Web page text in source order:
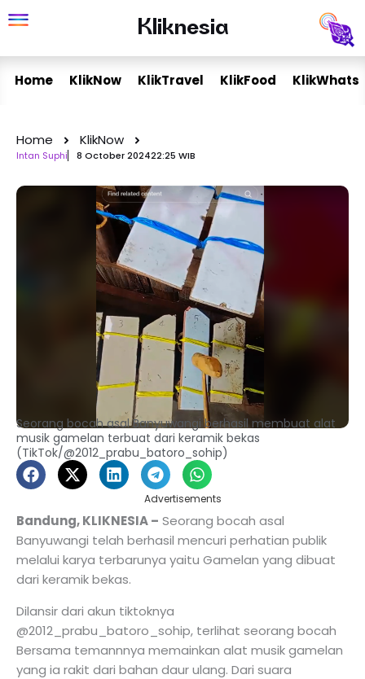
to
Kliknesia
Kliknesia
Home KlikNow KlikTravel KlikFood KlikWhats
Home KlikNow
Intan Suphi 8 October 202422:25 WIB
Seorang bocah asal Banyuwangi berhasil membuat alat
musik gamelan terbuat dari keramik bekas
(TikTok/@2012_prabu_batoro_sohip)
Advertisements
Bandung, KLIKNESIA – Seorang bocah asal
Banyuwangi telah berhasil mencuri perhatian publik
melalui karya terbarunya yaitu Gamelan yang dibuat
dari keramik bekas.
Dilansir dari akun tiktoknya
@2012_prabu_batoro_sohip, terlihat seorang bocah
Bersama temannnya memainkan alat musik gamelan
yang ia rakit dari bahan daur ulang. Dari suara